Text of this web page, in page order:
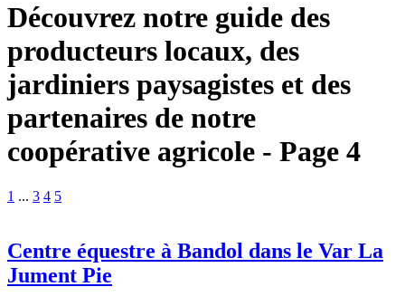
Découvrez notre guide des
producteurs locaux, des
jardiniers paysagistes et des
partenaires de notre
coopérative agricole - Page 4
1 ... 3 4 5
Centre équestre à Bandol dans le Var La
Jument Pie